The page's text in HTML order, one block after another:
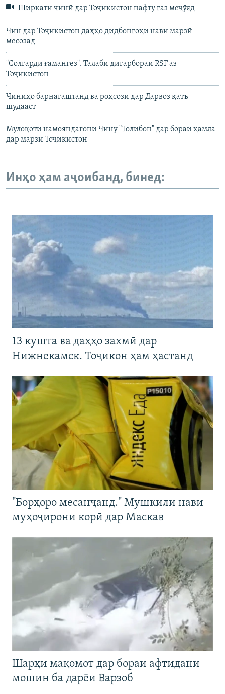
Ширкати чинӣ дар Тоҷикистон нафту газ меҷӯяд
Чин дар Тоҷикистон даҳҳо дидбонгоҳи нави марзӣ
месозад
"Солгарди ғамангез". Талаби дигарбораи RSF аз
Тоҷикистон
Чиниҳо барнагаштанд ва роҳсозӣ дар Дарвоз қатъ
шудааст
Мулоқоти намояндагони Чину "Толибон" дар бораи ҳамла
дар марзи Тоҷикистон
Инҳо ҳам аҷоибанд, бинед:
13 кушта ва даҳҳо захмӣ дар
Нижнекамск. Тоҷикон ҳам ҳастанд
"Борҳоро месанҷанд." Мушкили нави
муҳоҷирони корӣ дар Маскав
Шарҳи мақомот дар бораи афтидани
мошин ба дарёи Варзоб